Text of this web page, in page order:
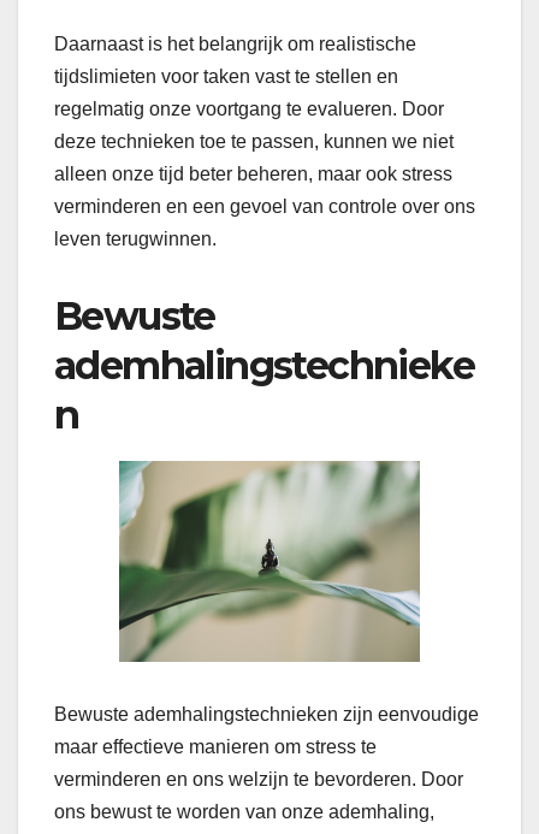
Daarnaast is het belangrijk om realistische
tijdslimieten voor taken vast te stellen en
regelmatig onze voortgang te evalueren. Door
deze technieken toe te passen, kunnen we niet
alleen onze tijd beter beheren, maar ook stress
verminderen en een gevoel van controle over ons
leven terugwinnen.
Bewuste
ademhalingstechnieke
n
Bewuste ademhalingstechnieken zijn eenvoudige
maar effectieve manieren om stress te
verminderen en ons welzijn te bevorderen. Door
ons bewust te worden van onze ademhaling,